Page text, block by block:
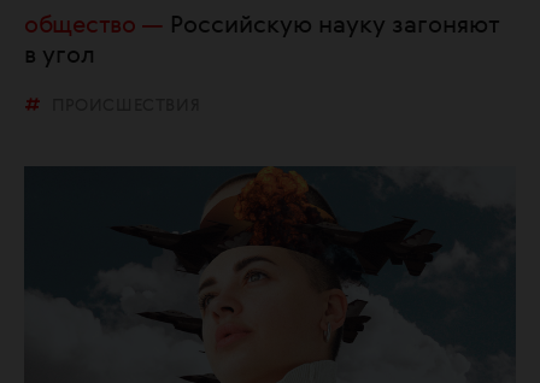
общество
Российскую науку загоняют
в угол